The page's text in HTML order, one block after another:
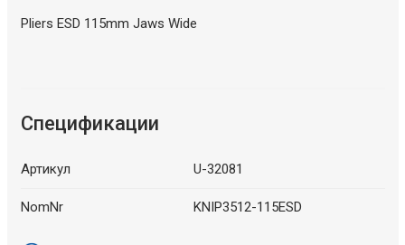
Pliers ESD 115mm Jaws Wide
Спецификации
Артикул U-32081
NomNr KNIP3512-115ESD